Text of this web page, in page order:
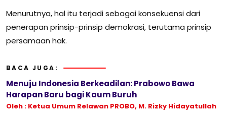
Menurutnya, hal itu terjadi sebagai konsekuensi dari
penerapan prinsip-prinsip demokrasi, terutama prinsip
persamaan hak.
BACA JUGA:
Menuju Indonesia Berkeadilan: Prabowo Bawa
Harapan Baru bagi Kaum Buruh
Oleh : Ketua Umum Relawan PROBO, M. Rizky Hidayatullah